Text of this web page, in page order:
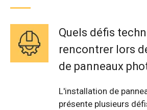
Quels défis
rencontrer lors
de panneaux
L'installation de
présente plusieurs